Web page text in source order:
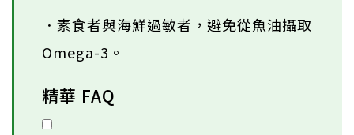
．素食者與海鮮過敏者，避免從魚油攝取
Omega-3。
精華 FAQ